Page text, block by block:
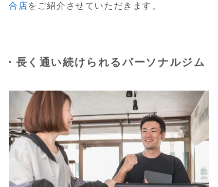
合店をご紹介させていただきます。
・長く通い続けられるパーソナルジム